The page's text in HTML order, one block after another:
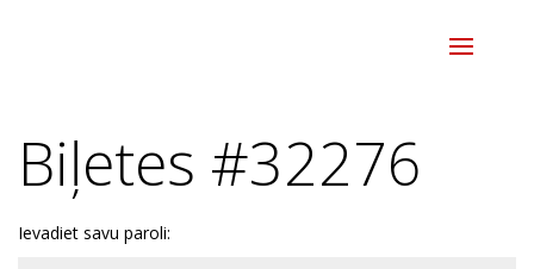
Biļetes #32276
Ievadiet savu paroli: